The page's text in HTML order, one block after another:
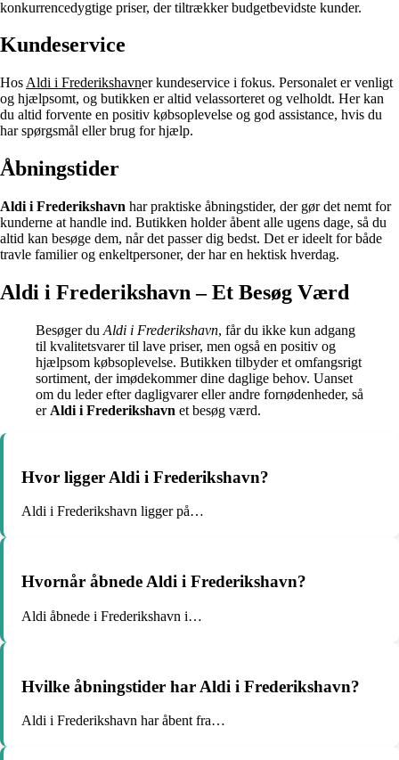
konkurrencedygtige priser, der tiltrækker budgetbevidste kunder.
Kundeservice
Hos Aldi i Frederikshavner kundeservice i fokus. Personalet er venligt
og hjælpsomt, og butikken er altid velassorteret og velholdt. Her kan
du altid forvente en positiv købsoplevelse og god assistance, hvis du
har spørgsmål eller brug for hjælp.
Åbningstider
Aldi i Frederikshavn har praktiske åbningstider, der gør det nemt for
kunderne at handle ind. Butikken holder åbent alle ugens dage, så du
altid kan besøge dem, når det passer dig bedst. Det er ideelt for både
travle familier og enkeltpersoner, der har en hektisk hverdag.
Aldi i Frederikshavn – Et Besøg Værd
Besøger du Aldi i Frederikshavn, får du ikke kun adgang
til kvalitetsvarer til lave priser, men også en positiv og
hjælpsom købsoplevelse. Butikken tilbyder et omfangsrigt
sortiment, der imødekommer dine daglige behov. Uanset
om du leder efter dagligvarer eller andre fornødenheder, så
er Aldi i Frederikshavn et besøg værd.
Hvor ligger Aldi i Frederikshavn?
Aldi i Frederikshavn ligger på…
Hvornår åbnede Aldi i Frederikshavn?
Aldi åbnede i Frederikshavn i…
Hvilke åbningstider har Aldi i Frederikshavn?
Aldi i Frederikshavn har åbent fra…